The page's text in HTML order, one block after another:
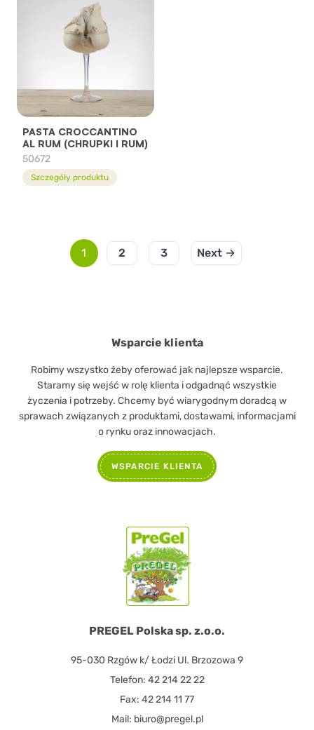
PASTA CROCCANTINO
AL RUM (CHRUPKI I RUM)
50672
Szczegóły produktu
1 2 3 Next →
PREGEL Polska sp. z.o.o.
95-030 Rzgów k/ Łodzi Ul. Brzozowa 9
Telefon: 42 214 22 22
Fax: 42 214 11 77
Mail: biuro@pregel.pl
Wsparcie klienta
Robimy wszystko żeby oferować jak najlepsze wsparcie.
Staramy się wejść w rolę klienta i odgadnąć wszystkie
życzenia i potrzeby. Chcemy być wiarygodnym doradcą w
sprawach związanych z produktami, dostawami, informacjami
o rynku oraz innowacjach.
WSPARCIE KLIENTA